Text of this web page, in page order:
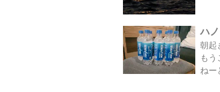
ハ
朝起
もう
ねー